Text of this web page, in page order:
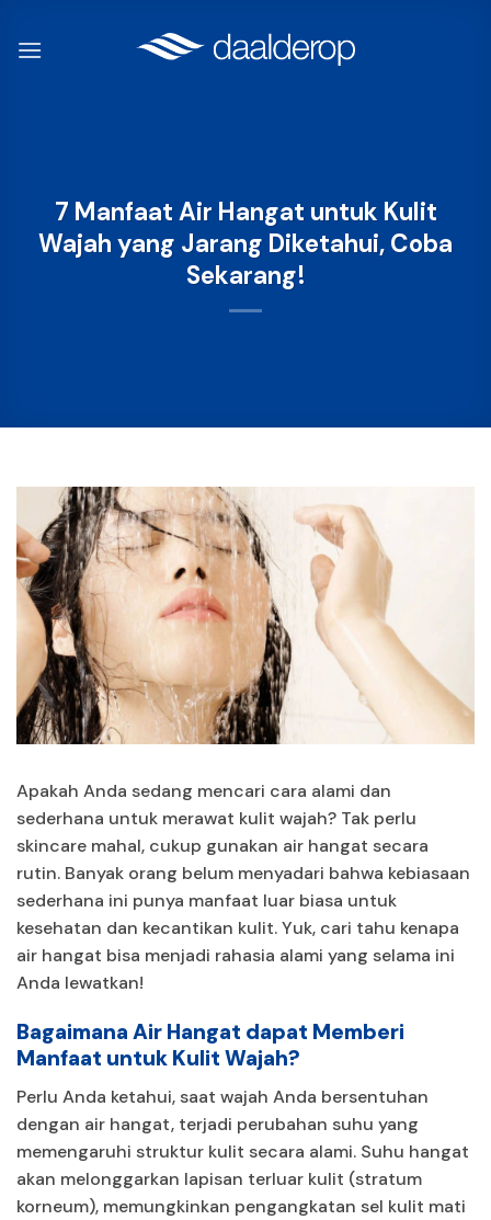
7 Manfaat Air Hangat untuk Kulit
Wajah yang Jarang Diketahui, Coba
Sekarang!
Apakah Anda sedang mencari cara alami dan
sederhana untuk merawat kulit wajah? Tak perlu
skincare mahal, cukup gunakan air hangat secara
rutin. Banyak orang belum menyadari bahwa kebiasaan
sederhana ini punya manfaat luar biasa untuk
kesehatan dan kecantikan kulit. Yuk, cari tahu kenapa
air hangat bisa menjadi rahasia alami yang selama ini
Anda lewatkan!
Bagaimana Air Hangat dapat Memberi
Manfaat untuk Kulit Wajah?
Perlu Anda ketahui, saat wajah Anda bersentuhan
dengan air hangat, terjadi perubahan suhu yang
memengaruhi struktur kulit secara alami. Suhu hangat
akan melonggarkan lapisan terluar kulit (stratum
korneum), memungkinkan pengangkatan sel kulit mati